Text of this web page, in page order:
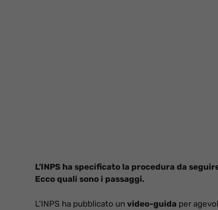
L’INPS ha specificato la procedura da
Ecco quali sono i passaggi.
L’INPS ha pubblicato un video-guida per